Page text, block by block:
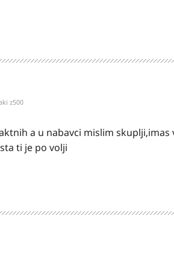
z500
a u nabavci mislim
ti je po volji